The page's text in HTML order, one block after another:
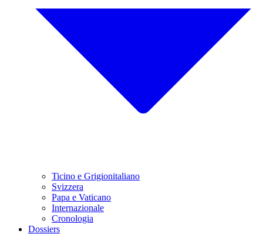
Ticino e Grigionitaliano
Svizzera
Papa e Vaticano
Internazionale
Cronologia
Dossiers